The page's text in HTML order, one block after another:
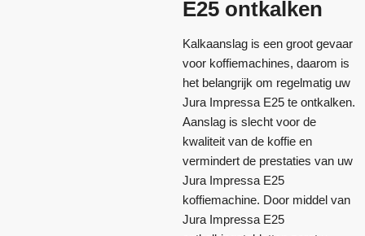
E25 ontkalken
Kalkaanslag is een groot gevaar
voor koffiemachines, daarom is
het belangrijk om regelmatig uw
Jura Impressa E25 te ontkalken.
Aanslag is slecht voor de
kwaliteit van de koffie en
vermindert de prestaties van uw
Jura Impressa E25
koffiemachine. Door middel van
Jura Impressa E25